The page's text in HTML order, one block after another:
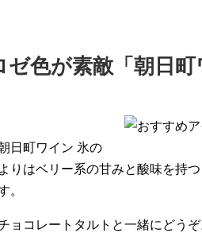
色が素敵「朝日町
日町ワイン 氷の
りはベリー系の甘みと酸味を持
。
ョコレートタルトと一緒にどう